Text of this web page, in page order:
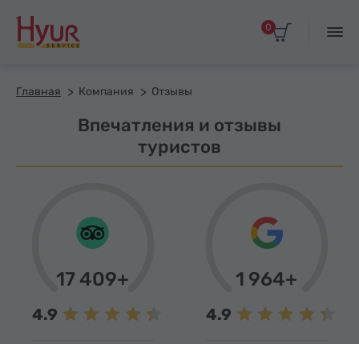
0
Главная Компания Отзывы
Впечатления и отзывы
туристов
17 409+
4.9
1 964+
4.9